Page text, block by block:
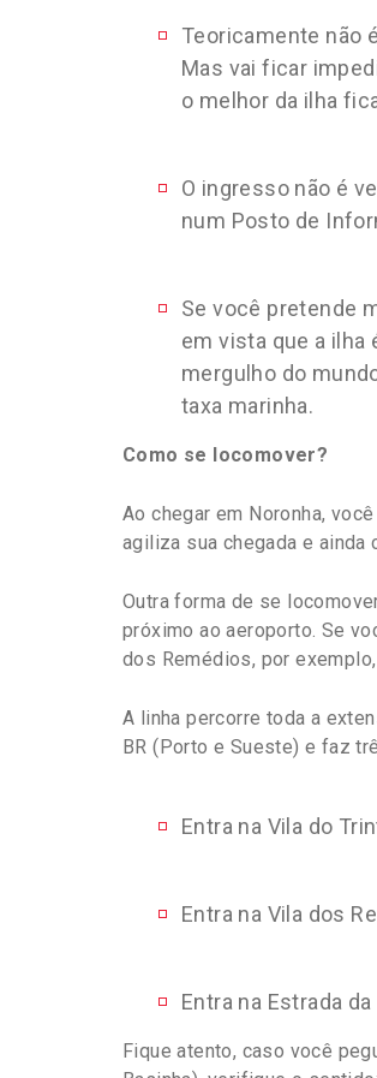
Teoricamente não
Mas vai ficar
o melhor da ilha
O ingresso não é
num Posto de
Se você pretende
em vista que a ilha
mergulho do
taxa marinha.
Como se locomover?
Ao chegar em Noronha,
agiliza sua chegada e ainda
Outra forma de se
próximo ao aeroporto. Se
dos Remédios, por
A linha percorre toda a
BR (Porto e Sueste) e faz
Entra na Vila do
Entra na Vila dos
Entra na Estrada
Fique atento, caso você